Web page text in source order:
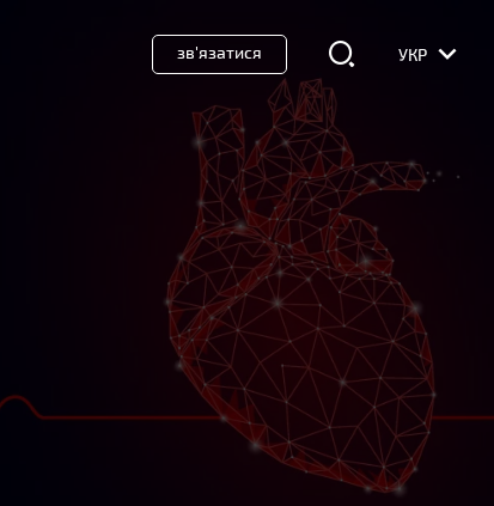
зв'язатися УКР